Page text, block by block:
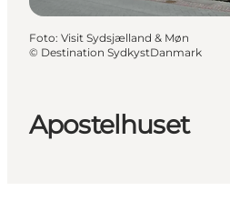
Apostelhuset
Foto: Visit Sydsjælland & Møn
© Destination SydkystDanmark